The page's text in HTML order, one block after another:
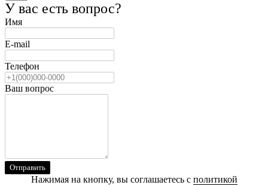
У вас есть вопрос?
Имя
E-mail
Телефон
Ваш вопрос
Отправить
Нажимая на кнопку, вы соглашаетесь с политикой